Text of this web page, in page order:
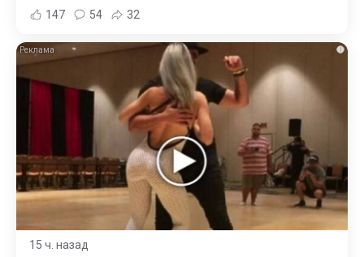
147 54 32
i
15 ч. назад